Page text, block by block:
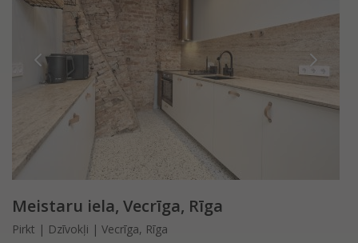
Meistaru iela, Vecrīga, Rīga
Pirkt | Dzīvokļi | Vecrīga, Rīga